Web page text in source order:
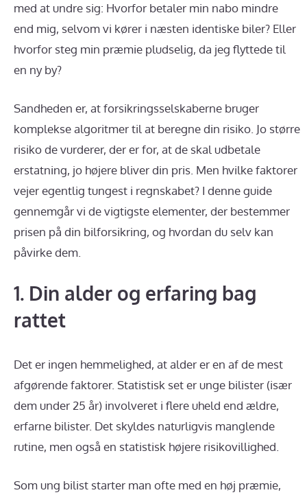
med at undre sig: Hvorfor betaler min nabo mindre
end mig, selvom vi kører i næsten identiske biler? Eller
hvorfor steg min præmie pludselig, da jeg flyttede til
en ny by?
Sandheden er, at forsikringsselskaberne bruger
komplekse algoritmer til at beregne din risiko. Jo større
risiko de vurderer, der er for, at de skal udbetale
erstatning, jo højere bliver din pris. Men hvilke faktorer
vejer egentlig tungest i regnskabet? I denne guide
gennemgår vi de vigtigste elementer, der bestemmer
prisen på din bilforsikring, og hvordan du selv kan
påvirke dem.
1. Din alder og erfaring bag
rattet
Det er ingen hemmelighed, at alder er en af de mest
afgørende faktorer. Statistisk set er unge bilister (især
dem under 25 år) involveret i flere uheld end ældre,
erfarne bilister. Det skyldes naturligvis manglende
rutine, men også en statistisk højere risikovillighed.
Som ung bilist starter man ofte med en høj præmie,